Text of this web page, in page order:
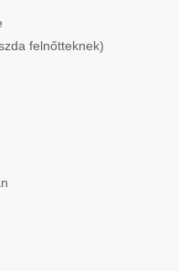
felnőtteknek)